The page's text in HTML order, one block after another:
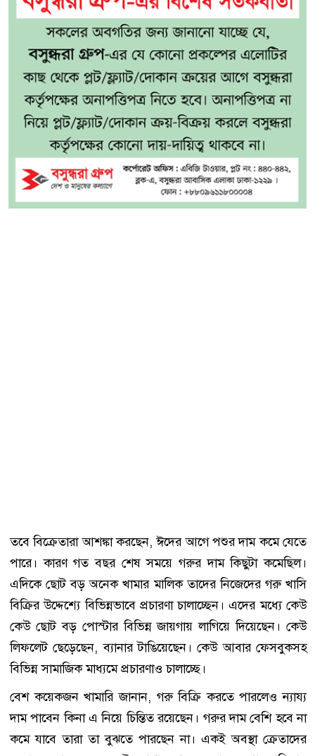
তবে বিক্রেতারা আশঙ্কা করছেন, ঈদের আগে পশুর দাম কমে যেতে
পারে। কারণ গত বছর শেষ সময়ে গরুর দাম কিছুটা কমেছিল।
এদিকে ছোট বড় অনেক খামার মালিক তাদের নিজেদের গরু খাসি
বিক্রির উদ্দেশ্যে বিভিন্নভাবে প্রচারণা চালাচ্ছেন। এদের মধ্যে কেউ
কেউ ছোট বড় পোস্টার বিভিন্ন জায়গায় লাগিয়ে দিয়েছেন। কেউ
লিফলেট ছেড়েছেন, ব্যানার টাঙিয়েছেন। কেউ আবার ফেসবুকসহ
বিভিন্ন সামাজিক মাধ্যমে প্রচারণাও চালাচ্ছে।
বেশ কয়েকজন খামারি জানান, গরু বিক্রি করতে পারলেও ন্যায্য
দাম পাবেন কিনা এ নিয়ে চিন্তিত রয়েছেন। গরুর দাম বেশি হবে না
কমে যাবে তারা তা বুঝতে পারছেন না। একই অবস্থা ক্রেতাদের